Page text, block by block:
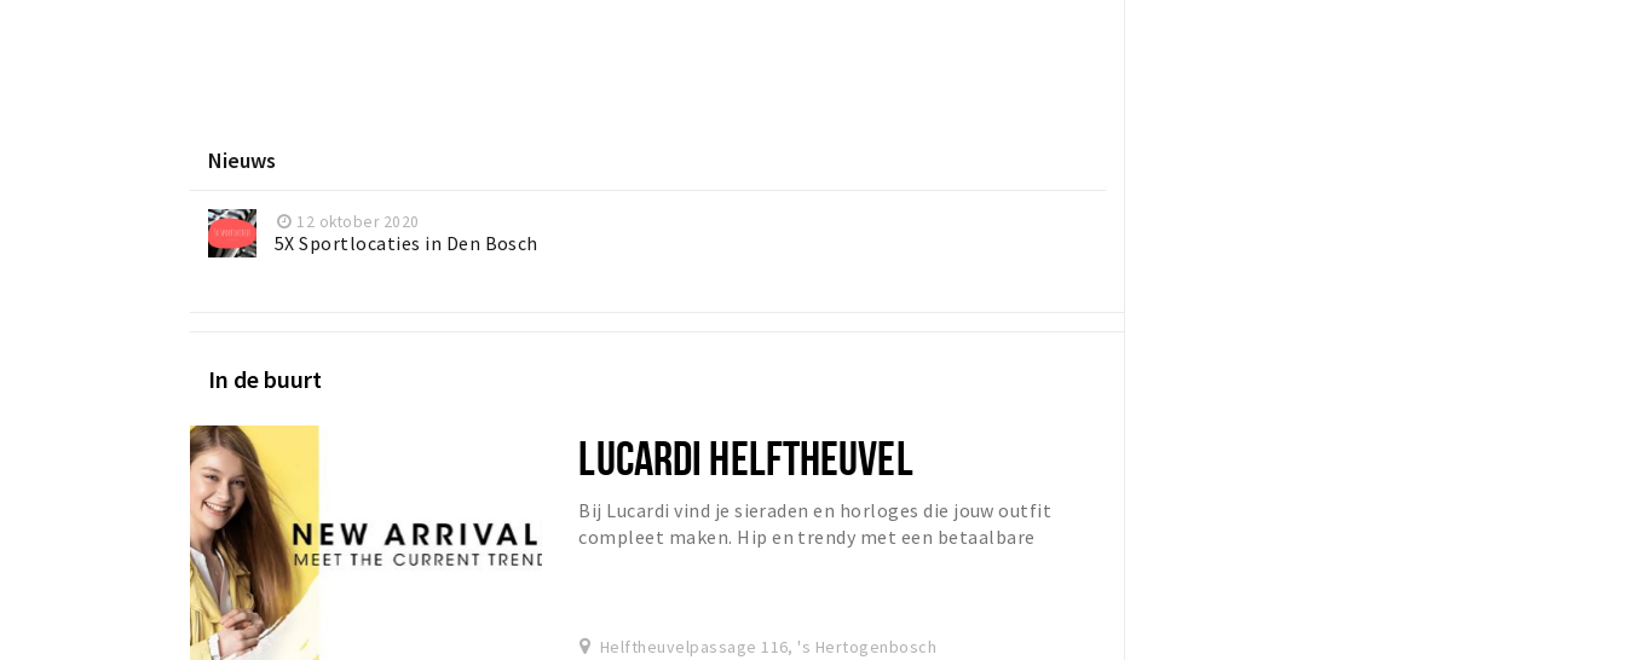
Nieuws
12 oktober 2020
5X Sportlocaties in Den Bosch
In de buurt
LUCARDI HELFTHEUVEL
Bij Lucardi vind je sieraden en horloges die jouw outfit
compleet maken. Hip en trendy met een betaalbare
Helftheuvelpassage 116, 's Hertogenbosch